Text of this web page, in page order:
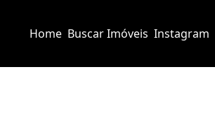
Home Buscar Imóveis Instagram